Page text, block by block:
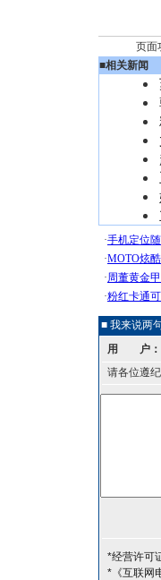
页面
■相关新闻
■ 我来说两
用 户：
请各位遵
*经营许可
*《互联网